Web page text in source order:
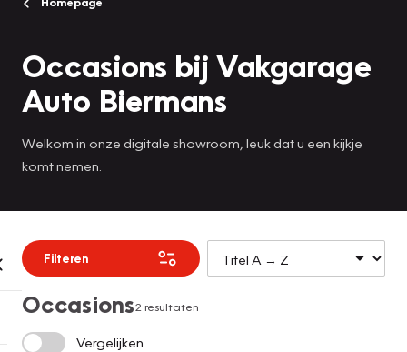
Occasions bij Vakgarage
Auto Biermans
Welkom in onze digitale showroom, leuk dat u een kijkje
komt nemen.
Filteren
Occasions2 resultaten
Vergelijken